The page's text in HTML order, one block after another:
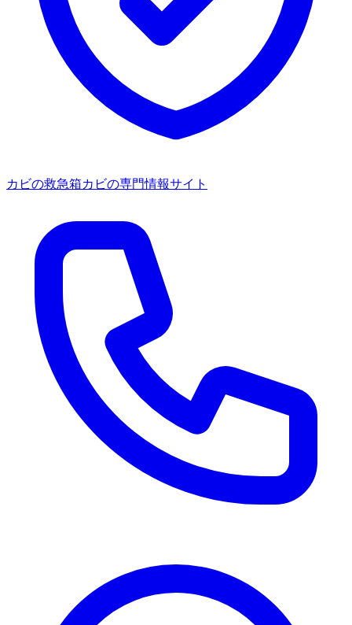
カビの救急箱カビの専門情報サイト